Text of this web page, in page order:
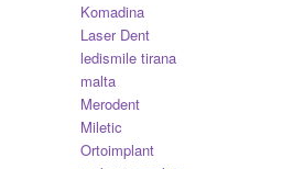
Komadina
Laser Dent
ledismile tirana
malta
Merodent
Miletic
Ortoimplant